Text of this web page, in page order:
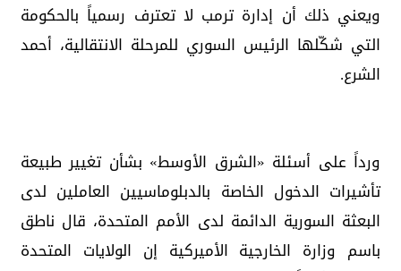
ويعني ذلك أن إدارة ترمب لا تعترف رسمياً بالحكومة
التي شكّلها الرئيس السوري للمرحلة الانتقالية، أحمد
الشرع.
ورداً على أسئلة «الشرق الأوسط» بشأن تغيير طبيعة
تأشيرات الدخول الخاصة بالدبلوماسيين العاملين لدى
البعثة السورية الدائمة لدى الأمم المتحدة، قال ناطق
باسم وزارة الخارجية الأميركية إن الولايات المتحدة